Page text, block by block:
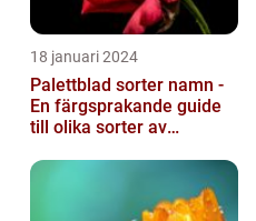
18 januari 2024
Palettblad sorter namn -
En färgsprakande guide
till olika sorter av